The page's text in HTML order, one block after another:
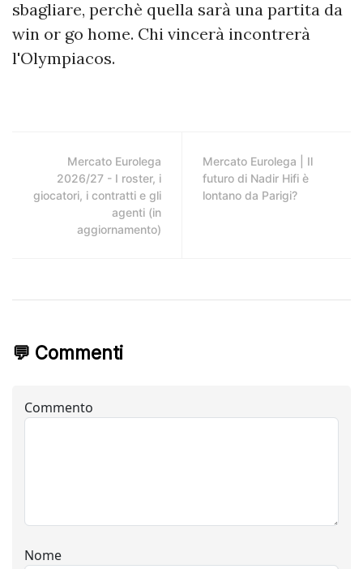
sbagliare, perchè quella sarà una partita da
win or go home. Chi vincerà incontrerà
l'Olympiacos.
Mercato Eurolega
2026/27 - I roster, i
giocatori, i contratti e gli
agenti (in
aggiornamento)
Mercato Eurolega | Il
futuro di Nadir Hifi è
lontano da Parigi?
💬 Commenti